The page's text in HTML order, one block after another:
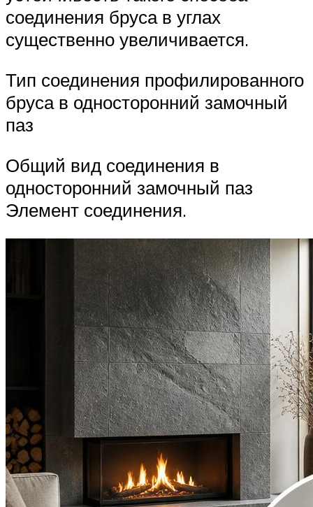
соединения бруса в углах
существенно увеличивается.
Тип соединения профилированного
бруса в односторонний замочный
паз
Общий вид соединения в
односторонний замочный паз
Элемент соединения.